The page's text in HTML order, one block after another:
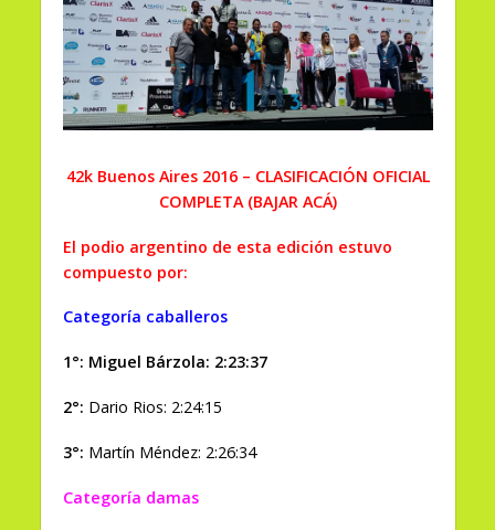
42k Buenos Aires 2016 – CLASIFICACIÓN OFICIAL
COMPLETA (BAJAR ACÁ)
El podio argentino de esta edición estuvo
compuesto por:
Categoría caballeros
1°: Miguel Bárzola: 2:23:37
2°: Dario Rios: 2:24:15
3°: Martín Méndez: 2:26:34
Categoría damas